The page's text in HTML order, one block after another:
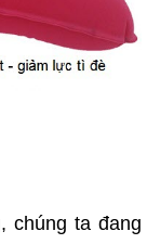
chúng ta đang